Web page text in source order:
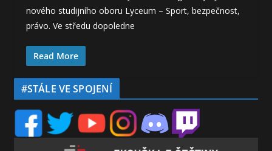
nového studijního oboru Lyceum – Sport, bezpečnost,
právo. Ve středu dopoledne
Read More
#STÁLE VE SPOJENÍ